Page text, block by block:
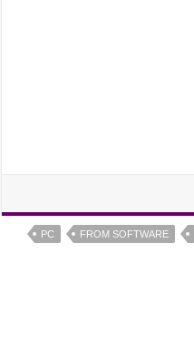
FROM SOFTWARE
PC